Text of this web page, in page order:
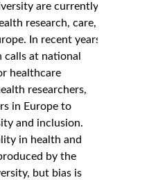
are currently
research, care,
In recent years
calls at national
healthcare
researchers,
in Europe to
and inclusion.
in health and
by the
but bias is